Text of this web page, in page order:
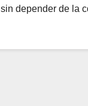
sin depender de la